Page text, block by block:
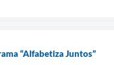
“Alfabetiza Juntos”